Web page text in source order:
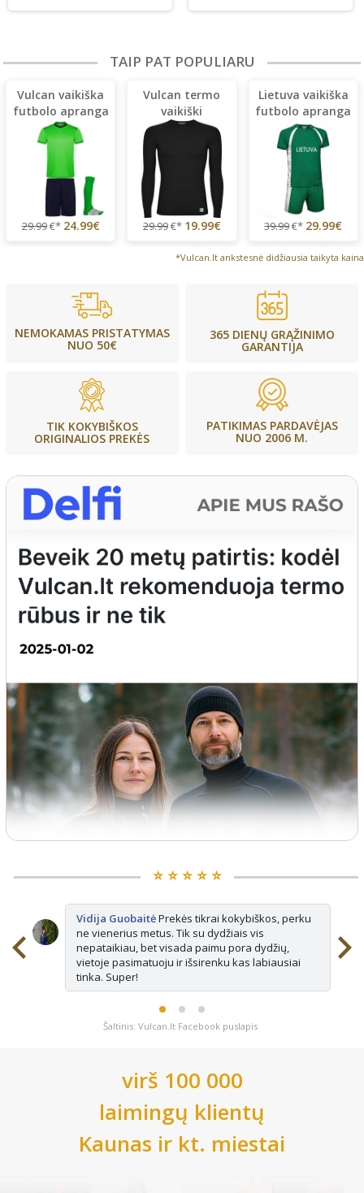
TAIP PAT POPULIARU
Vulcan vaikiška
futbolo apranga
+ kojinės
29.99€* 24.99€
Vulcan termo
vaikiški
marškinėliai
29.99€* 19.99€
Lietuva vaikiška
futbolo apranga
39.99€* 29.99€
*Vulcan.lt ankstesnė didžiausia taikyta kaina
NEMOKAMAS PRISTATYMAS
NUO 50€
365 DIENŲ GRĄŽINIMO
GARANTIJA
TIK KOKYBIŠKOS
ORIGINALIOS PREKĖS
PATIKIMAS PARDAVĖJAS
NUO 2006 M.
⭐️ ⭐️ ⭐️ ⭐️ ⭐️
Vidija GuobaitėPrekės tikrai kokybiškos, perku
ne vienerius metus. Tik su dydžiais vis
nepataikiau, bet visada paimu pora dydžių,
vietoje pasimatuoju ir išsirenku kas labiausiai
tinka. Super!
Šaltinis: Vulcan.lt Facebook puslapis
virš 100 000
laimingų klientų
Kaunas ir kt. miestai